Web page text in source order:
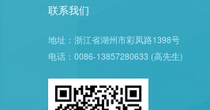
联系我们
地址：浙江省湖州市彩凤路1398号
电话：0086-13857280633 (高先生)